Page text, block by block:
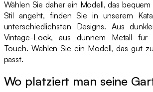
Wählen Sie daher ein Modell, das
Stil angeht, finden Sie in unserem
unterschiedlichsten Designs. Aus
Vintage-Look, aus dünnem Metall für
Touch. Wählen Sie ein Modell, das gut
passt.
Wo platziert man seine